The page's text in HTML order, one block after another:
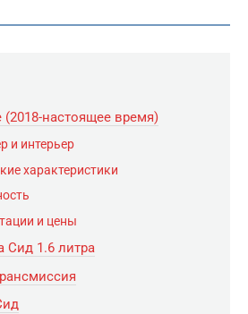
(2018-настоящее время)
и интерьер
характеристики
и цены
Сид 1.6 литра